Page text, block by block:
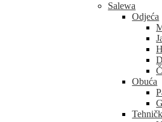
Salewa
Odjeća
Obuća